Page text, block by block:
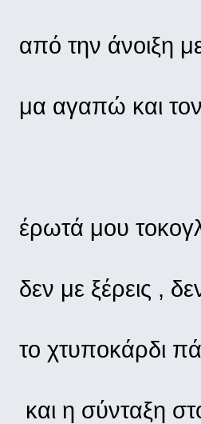
από την άνοιξη
μα αγαπώ και
έρωτά μου
δεν με ξέρεις ,
το χτυποκάρδι
και η σύνταξη